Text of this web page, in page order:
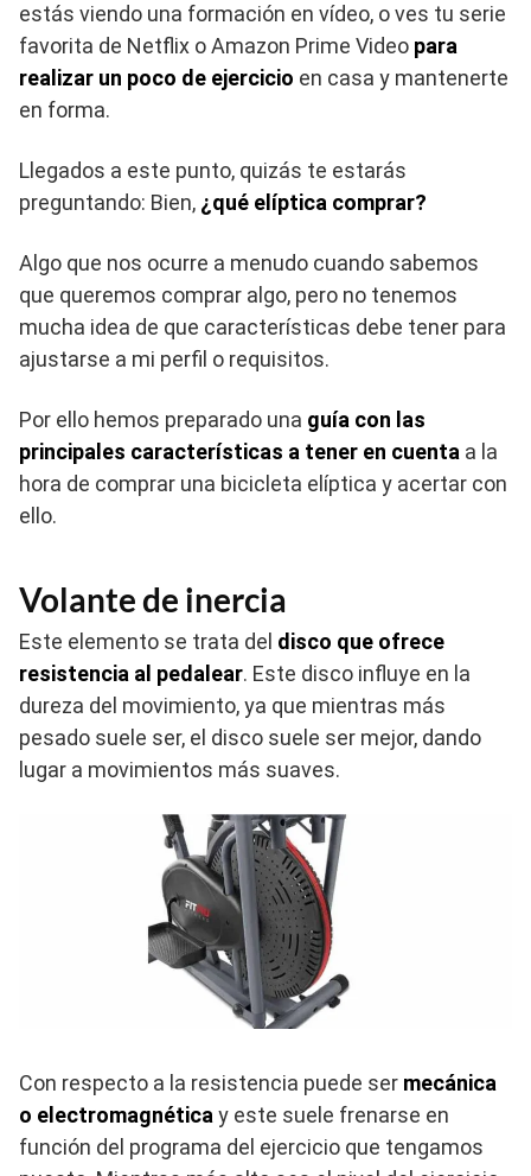
estás viendo una formación en vídeo, o ves tu serie
favorita de Netflix o Amazon Prime Video para
realizar un poco de ejercicio en casa y mantenerte
en forma.
Llegados a este punto, quizás te estarás
preguntando: Bien, ¿qué elíptica comprar?
Algo que nos ocurre a menudo cuando sabemos
que queremos comprar algo, pero no tenemos
mucha idea de que características debe tener para
ajustarse a mi perfil o requisitos.
Por ello hemos preparado una guía con las
principales características a tener en cuenta a la
hora de comprar una bicicleta elíptica y acertar con
ello.
Volante de inercia
Este elemento se trata del disco que ofrece
resistencia al pedalear. Este disco influye en la
dureza del movimiento, ya que mientras más
pesado suele ser, el disco suele ser mejor, dando
lugar a movimientos más suaves.
Con respecto a la resistencia puede ser mecánica
o electromagnéticay este suele frenarse en
función del programa del ejercicio que tengamos